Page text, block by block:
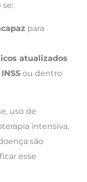
se:
para
atualizados
ou dentro
uso de
intensiva,
são
esse